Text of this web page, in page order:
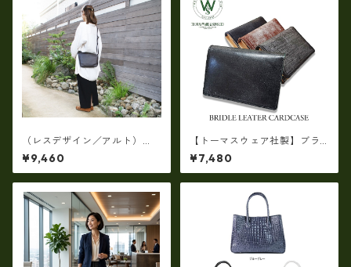
（レスデザイン／アルト）
（日本製）牛革オイルシュリ
ンク サコッシュ ショルダ
ー AMSB-1329
¥9,460
【トーマスウェア社製】ブラ
イドルレザー製 カードケー
ス 日本製 U0411
¥7,480